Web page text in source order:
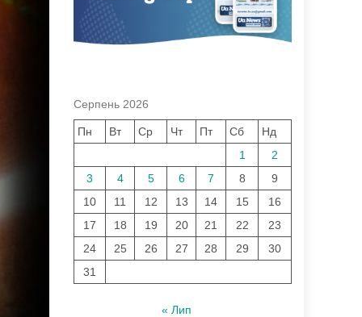
Серпень 2026
Пн Вт Ср Чт Пт Сб
Нд
1
2
3
4 5 6 7 8
9
10
11 12 13 14 15
16
17
18 19 20 21 22
23
24
25 26 27 28 29
30
31
« Лип